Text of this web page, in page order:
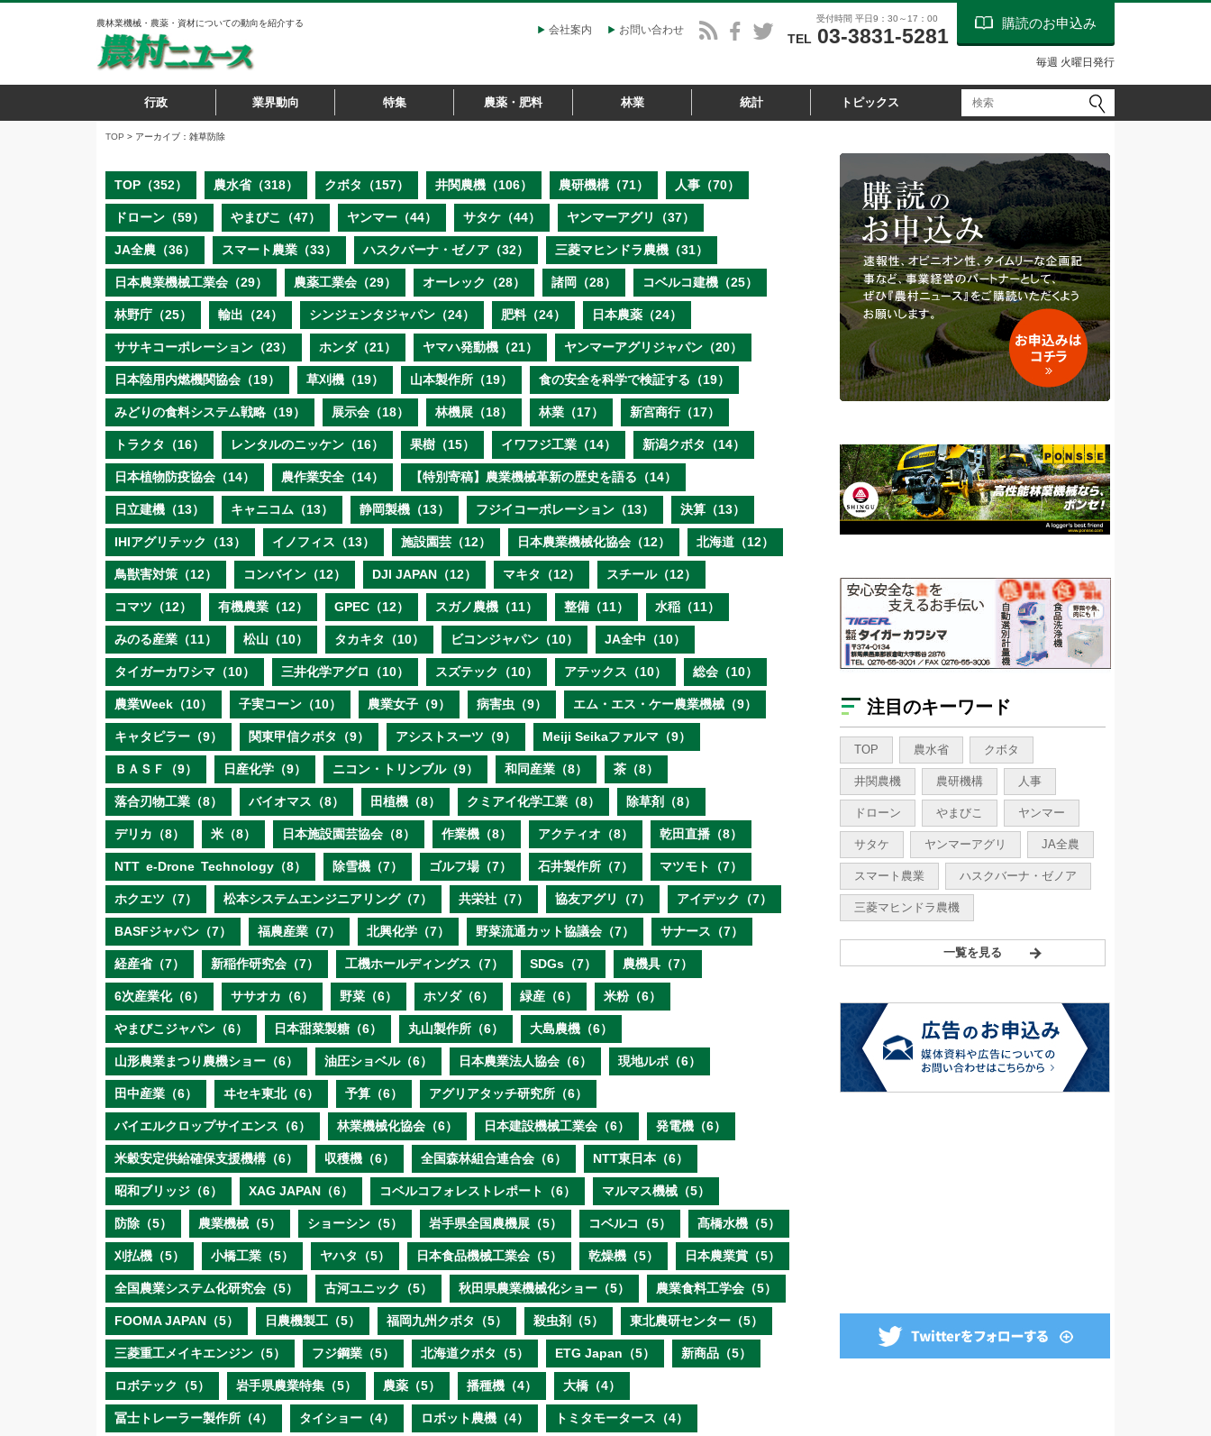
農林業機械・農薬・資材についての動向を紹介する
会社案内 お問い合わせ
受付時間 平日9：30～17：00
TEL 03-3831-5281
購読のお申込み
毎週 火曜日発行
行政 業界動向 特集 農薬・肥料 林業 統計 トピックス
TOP > アーカイブ：雑草防除
TOP（352） 農水省（318） クボタ（157） 井関農機（106） 農研機構（71） 人事（70）
ドローン（59） やまびこ（47） ヤンマー（44） サタケ（44） ヤンマーアグリ（37）
JA全農（36） スマート農業（33） ハスクバーナ・ゼノア（32） 三菱マヒンドラ農機（31）
日本農業機械工業会（29） 農薬工業会（29） オーレック（28） 諸岡（28） コベルコ建機（25）
林野庁（25） 輸出（24） シンジェンタジャパン（24） 肥料（24） 日本農薬（24）
ササキコーポレーション（23） ホンダ（21） ヤマハ発動機（21） ヤンマーアグリジャパン（20）
日本陸用内燃機関協会（19） 草刈機（19） 山本製作所（19） 食の安全を科学で検証する（19）
みどりの食料システム戦略（19） 展示会（18） 林機展（18） 林業（17） 新宮商行（17）
トラクタ（16） レンタルのニッケン（16） 果樹（15） イワフジ工業（14） 新潟クボタ（14）
日本植物防疫協会（14） 農作業安全（14） 【特別寄稿】農業機械革新の歴史を語る（14）
日立建機（13） キャニコム（13） 静岡製機（13） フジイコーポレーション（13） 決算（13）
IHIアグリテック（13） イノフィス（13） 施設園芸（12） 日本農業機械化協会（12） 北海道（12）
鳥獣害対策（12） コンバイン（12） DJI JAPAN（12） マキタ（12） スチール（12）
コマツ（12） 有機農業（12） GPEC（12） スガノ農機（11） 整備（11） 水稲（11）
みのる産業（11） 松山（10） タカキタ（10） ビコンジャパン（10） JA全中（10）
タイガーカワシマ（10） 三井化学アグロ（10） スズテック（10） アテックス（10） 総会（10）
農業Week（10） 子実コーン（10） 農業女子（9） 病害虫（9） エム・エス・ケー農業機械（9）
キャタピラー（9） 関東甲信クボタ（9） アシストスーツ（9） Meiji Seikaファルマ（9）
ＢＡＳＦ（9） 日産化学（9） ニコン・トリンブル（9） 和同産業（8） 茶（8）
落合刃物工業（8） バイオマス（8） 田植機（8） クミアイ化学工業（8） 除草剤（8）
デリカ（8） 米（8） 日本施設園芸協会（8） 作業機（8） アクティオ（8） 乾田直播（8）
NTT e‐Drone Technology（8） 除雪機（7） ゴルフ場（7） 石井製作所（7） マツモト（7）
ホクエツ（7） 松本システムエンジニアリング（7） 共栄社（7） 協友アグリ（7） アイデック（7）
BASFジャパン（7） 福農産業（7） 北興化学（7） 野菜流通カット協議会（7） サナース（7）
経産省（7） 新稲作研究会（7） 工機ホールディングス（7） SDGs（7） 農機具（7）
6次産業化（6） ササオカ（6） 野菜（6） ホソダ（6） 緑産（6） 米粉（6）
やまびこジャパン（6） 日本甜菜製糖（6） 丸山製作所（6） 大島農機（6）
山形農業まつり農機ショー（6） 油圧ショベル（6） 日本農業法人協会（6） 現地ルポ（6）
田中産業（6） ヰセキ東北（6） 予算（6） アグリアタッチ研究所（6）
バイエルクロップサイエンス（6） 林業機械化協会（6） 日本建設機械工業会（6） 発電機（6）
米穀安定供給確保支援機構（6） 収穫機（6） 全国森林組合連合会（6） NTT東日本（6）
昭和ブリッジ（6） XAG JAPAN（6） コベルコフォレストレポート（6） マルマス機械（5）
防除（5） 農業機械（5） ショーシン（5） 岩手県全国農機展（5） コベルコ（5） 髙橋水機（5）
刈払機（5） 小橋工業（5） ヤハタ（5） 日本食品機械工業会（5） 乾燥機（5） 日本農業賞（5）
全国農業システム化研究会（5） 古河ユニック（5） 秋田県農業機械化ショー（5） 農業食料工学会（5）
FOOMA JAPAN（5） 日農機製工（5） 福岡九州クボタ（5） 殺虫剤（5） 東北農研センター（5）
三菱重工メイキエンジン（5） フジ鋼業（5） 北海道クボタ（5） ETG Japan（5） 新商品（5）
ロボテック（5） 岩手県農業特集（5） 農薬（5） 播種機（4） 大橋（4）
冨士トレーラー製作所（4） タイショー（4） ロボット農機（4） トミタモータース（4）
注目のキーワード
TOP 農水省 クボタ
井関農機 農研機構 人事
ドローン やまびこ ヤンマー
サタケ ヤンマーアグリ JA全農
スマート農業 ハスクバーナ・ゼノア
三菱マヒンドラ農機
一覧を見る